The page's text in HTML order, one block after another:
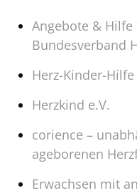
Angebote &
Bundesverband
Herz-Kinder-
Herzkind e.V.
corience –
ageborenen
Erwachsen mit